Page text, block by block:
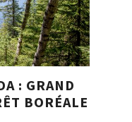
: GRAND
BORÉALE